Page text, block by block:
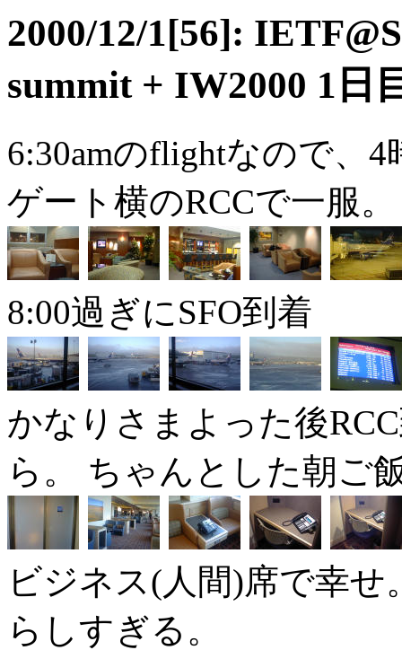
2000/12/1[56]:
summit + IW2000 1日
6:30amのflightなので、
ゲート横のRCCで一服。
8:00過ぎにSFO到着
かなりさまよった後
ら。 ちゃんとした朝ご
ビジネス(人間)席で幸
らしすぎる。